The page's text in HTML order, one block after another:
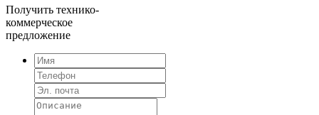
Получить технико-
коммерческое
предложение